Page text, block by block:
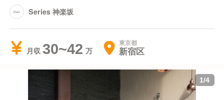
Series 神楽坂
月収 30~42 東京都
新宿区
1/4